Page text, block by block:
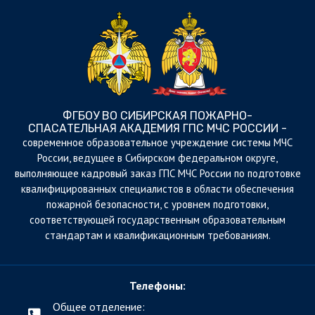
ФГБОУ ВО СИБИРСКАЯ ПОЖАРНО-
СПАСАТЕЛЬНАЯ АКАДЕМИЯ ГПС МЧС РОССИИ -
cовременное образовательное учреждение системы МЧС
России, ведущее в Сибирском федеральном округе,
выполняющее кадровый заказ ГПС МЧС России по подготовке
квалифицированных специалистов в области обеспечения
пожарной безопасности, с уровнем подготовки,
соответствующей государственным образовательным
стандартам и квалификационным требованиям.
Телефоны:
Общее отделение: